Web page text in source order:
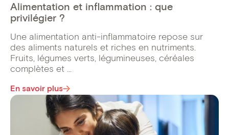
Alimentation et inflammation : que
privilégier ?
Une alimentation anti-inflammatoire repose sur
des aliments naturels et riches en nutriments.
Fruits, légumes verts, légumineuses, céréales
complètes et ...
En savoir plus